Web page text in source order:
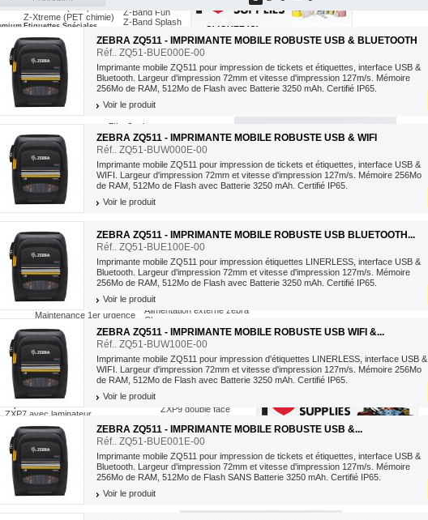
Z-Xtreme (PET chimie)
Etiquettes Spéciales
Etiquettes Pépinières
Etiquettes Sécurité
Etiquettes Bijouteries
Très basse température
Etiquettes multi-fonctions
Z-Slip Fonction BL
Z-Band Fun
Z-Band Splash
Etiquettes RFID
Étiquette RFID
Bracelet RFID
Échantillons
Échantillons d'étiquettes
Échantillons bracelets
Film Résine
Résine Standard 4800
Résine Premium 5095
Résine Premium Plus 5100
Ruban Image Lock
Film Couleur
Ruban Cire Bleu 5319
Ruban Cire Or 5319
Ruban Cire Rouge 5319
Ruban Résine Blanc 5100
Ruban en Cassette
Cassette pour ZD420 et ZD421
Cassette pour P4T et RP4T
Logiciels Etiquette
Zebra Designer
ZebraNet Bridge Enterprise
Zebra ZBI Enablement Kits
Kits et accessoires
Connectivité
Maintenance 1er urgence
Services ZebraCare
ZebraCare PAX et 600dpi
ZebraCare Xi4, 105, R110
ZebraCare ZM et RZ
ZebraCare S4M
ZebraCare bureau
Alimentation, Chargeurs et batteries
Alimentation externe zebra
Chargeurs
Batteries
Imprimante carte Sécurité avec lamination
ZXP7 avec laminateur
ZXP9 avec laminateur
Imprimante badge arrêtée
P330i
ZXP8 simple face
ZXP9 double face
P110i
P120i
ZXP Series 1
ZXP3 simple face
...
ZXP3 double face
Z-Select 200...
de 20 bobines
couché thermiq...
90,41 €
AU PANIER
Zebra Z-Select 200...
Ref. 3003076
d’étiquettes couché thermiq...
146,68 €
AJOUTER AU PANIER
Zebra Z-Perform 10...
Carton de 30 bobines de reçu
120,29 €
AJOUTER AU PANIER
ZEBRA ZQ511 - IMPRIMANTE MOBILE ROBUSTE USB & BLUETOOTH
Réf.. ZQ51-BUE000E-00
Imprimante mobile ZQ511 pour impression de tickets et étiquettes , interface USB &
Bluetooth. Largeur d'impression 72mm et vitesse d'impression 127m/s. Mémoire
256Mo de RAM, 512Mo de Flash avec Batterie 3250 mAh. Certifié IP65.
Voir le produit
ZEBRA ZQ511 - IMPRIMANTE MOBILE ROBUSTE USB & WIFI
Réf.. ZQ51-BUW000E-00
Imprimante mobile ZQ511 pour impression de tickets et étiquettes , interface USB &
WIFI. Largeur d'impression 72mm et vitesse d'impression 127m/s. Mémoire 256Mo
de RAM, 512Mo de Flash avec Batterie 3250 mAh. Certifié IP65.
Voir le produit
ZEBRA ZQ511 - IMPRIMANTE MOBILE ROBUSTE USB BLUETOOTH...
Réf.. ZQ51-BUE100E-00
Imprimante mobile ZQ511 pour impression étiquettes LINERLESS , interface USB &
Bluetooth. Largeur d'impression 72mm et vitesse d'impression 127m/s. Mémoire
256Mo de RAM, 512Mo de Flash avec Batterie 3250 mAh. Certifié IP65.
Voir le produit
ZEBRA ZQ511 - IMPRIMANTE MOBILE ROBUSTE USB WIFI &...
Réf.. ZQ51-BUW100E-00
Imprimante mobile ZQ511 pour impression d'étiquettes LINERLESS , interface USB &
WIFI. Largeur d'impression 72mm et vitesse d'impression 127m/s. Mémoire 256Mo
de RAM, 512Mo de Flash avec Batterie 3250 mAh. Certifié IP65.
Voir le produit
ZEBRA ZQ511 - IMPRIMANTE MOBILE ROBUSTE USB &...
Réf.. ZQ51-BUE001E-00
Imprimante mobile ZQ511 pour impression de tickets et étiquettes , interface USB &
Bluetooth. Largeur d'impression 72mm et vitesse d'impression 127m/s. Mémoire
256Mo de RAM, 512Mo de Flash SANS Batterie 3250 mAh. Certifié IP65.
Voir le produit